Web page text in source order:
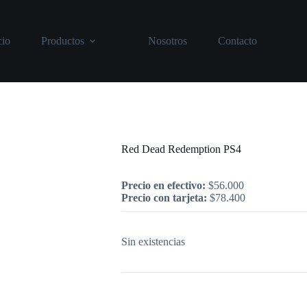
Productos Nosotros Contacto
Red Dead Redemption PS4
Precio en efectivo: $56.000
Precio con tarjeta: $78.400
Sin existencias